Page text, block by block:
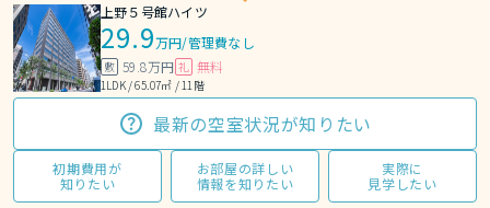
上野５号館ハイツ
29.9万円/管理費なし
敷 59.8万円 礼 無料
1LDK / 65.07㎡ / 11階
最新の空室状況が知りたい
初期費用が
知りたい
お部屋の詳しい
情報を知りたい
実際に
見学したい